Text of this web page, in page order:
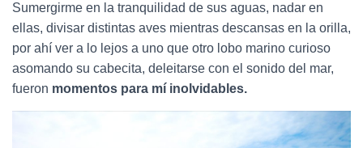
Sumergirme en la tranquilidad de sus aguas, nadar en
ellas, divisar distintas aves mientras descansas en la orilla,
por ahí ver a lo lejos a uno que otro lobo marino curioso
asomando su cabecita, deleitarse con el sonido del mar,
fueron momentos para mí inolvidables.